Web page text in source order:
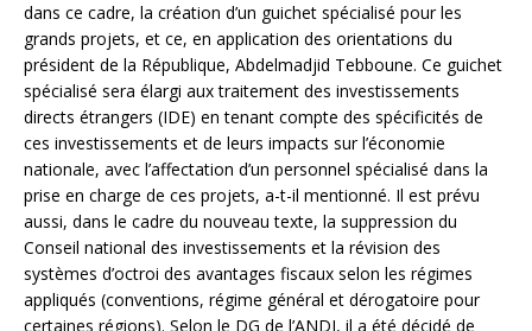
dans ce cadre, la création d’un guichet spécialisé pour les
grands projets, et ce, en application des orientations du
président de la République, Abdelmadjid Tebboune. Ce guichet
spécialisé sera élargi aux traitement des investissements
directs étrangers (IDE) en tenant compte des spécificités de
ces investissements et de leurs impacts sur l’économie
nationale, avec l’affectation d’un personnel spécialisé dans la
prise en charge de ces projets, a-t-il mentionné. Il est prévu
aussi, dans le cadre du nouveau texte, la suppression du
Conseil national des investissements et la révision des
systèmes d’octroi des avantages fiscaux selon les régimes
appliqués (conventions, régime général et dérogatoire pour
certaines régions). Selon le DG de l’ANDI, il a été décidé de